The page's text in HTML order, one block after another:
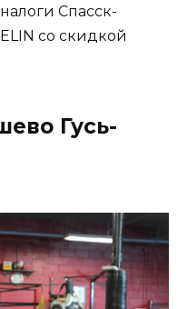
Спасск-
со скидкой
Гусь-